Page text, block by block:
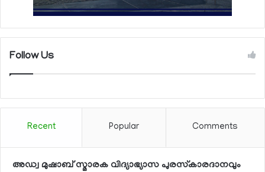
Follow Us
Recent Popular Comments
അഡ്വ മുഷാബ് സ്മാരക വിദ്യാഭ്യാസ പുരസ്‌കാരദാനവും